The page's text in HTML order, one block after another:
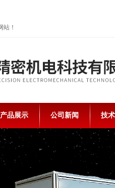
站！
产品展示 公司新闻 技